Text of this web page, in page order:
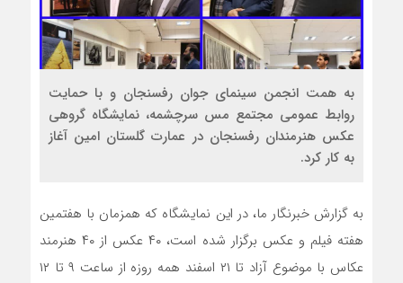
به همت انجمن سینمای جوان رفسنجان و با حمایت
روابط عمومی مجتمع مس سرچشمه، نمایشگاه گروهی
عکس هنرمندان رفسنجان در عمارت گلستان امین آغاز
به کار کرد.
به گزارش خبرنگار ما، در این نمایشگاه که همزمان با هفتمین
هفته فیلم و عکس برگزار شده است، ۴۰ عکس از ۴۰ هنرمند
عکاس با موضوع آزاد تا ۲۱ اسفند همه روزه از ساعت ۹ تا ۱۲